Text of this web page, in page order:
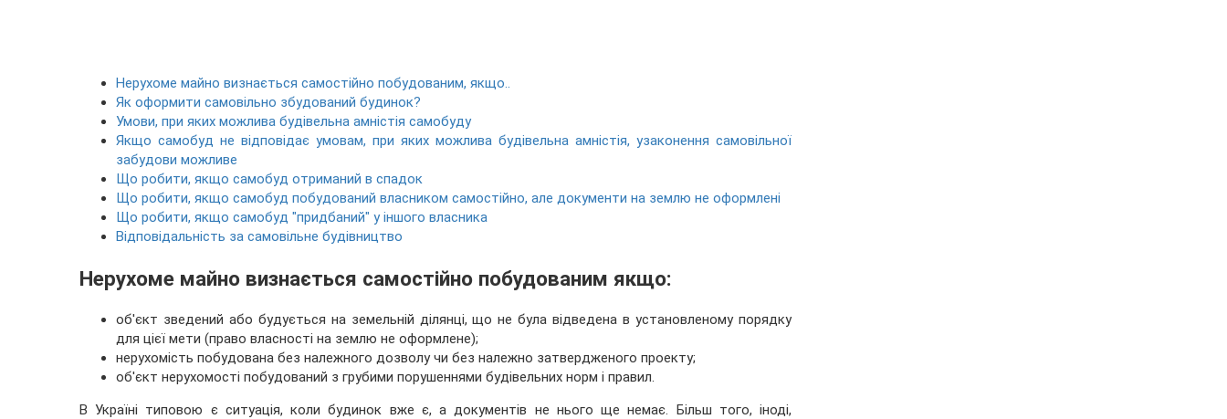
Нерухоме майно визнається самостійно побудованим, якщо..
Як оформити самовільно збудований будинок?
Умови, при яких можлива будівельна амністія самобуду
Якщо самобуд не відповідає умовам, при яких можлива будівельна амністія, узаконення самовільної
забудови можливе
Що робити, якщо самобуд отриманий в спадок
Що робити, якщо самобуд побудований власником самостійно, але документи на землю не оформлені
Що робити, якщо самобуд "придбаний" у іншого власника
Відповідальність за самовільне будівництво
Нерухоме майно визнається самостійно побудованим якщо:
об'єкт зведений або будується на земельній ділянці, що не була відведена в установленому порядку
для цієї мети (право власності на землю не оформлене);
нерухомість побудована без належного дозволу чи без належно затвердженого проекту;
об'єкт нерухомості побудований з грубими порушеннями будівельних норм і правил.
В Україні типовою є ситуація, коли будинок вже є, а документів не нього ще немає. Більш того, іноді,